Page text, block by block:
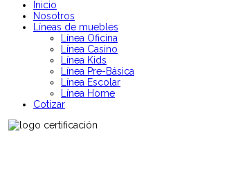
Inicio
Nosotros
Líneas de muebles
Línea Oficina
Línea Casino
Línea Kids
Línea Pre-Básica
Línea Escolar
Línea Home
Cotizar